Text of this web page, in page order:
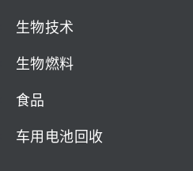
生物技术
生物燃料
食品
车用电池回收